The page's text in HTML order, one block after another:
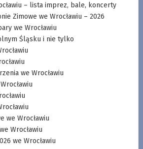
– lista imprez, bale, koncerty
Zimowe we Wrocławiu – 2026
we Wrocławiu
Śląsku i nie tylko
we Wrocławiu
we Wrocławiu
Wrocławiu
we Wrocławiu